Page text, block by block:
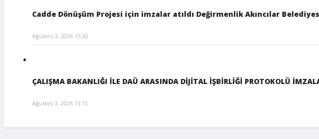
Cadde Dönüşüm Projesi için imzalar atıldı Değirmenlik Akıncılar
Ağustos 3, 2026 15:20
ÇALIŞMA BAKANLIĞI İLE DAÜ ARASINDA DİJİTAL İŞBİRLİĞİ PROTOKOLÜ
Ağustos 3, 2026 13:51